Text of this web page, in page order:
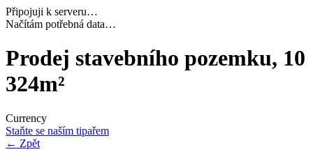
Připojuji k serveru…
Dokončuji inicializaci…
Prodej stavebního pozemku, 10
324m²
Currency
Staňte se naším tipařem
← Zpět